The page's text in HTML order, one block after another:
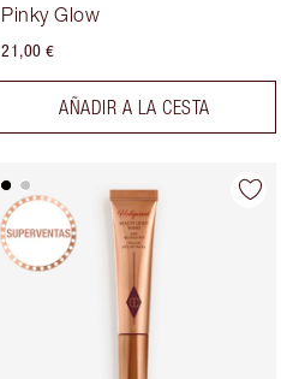
Pinky Glow
21,00 €
AÑADIR A LA CESTA